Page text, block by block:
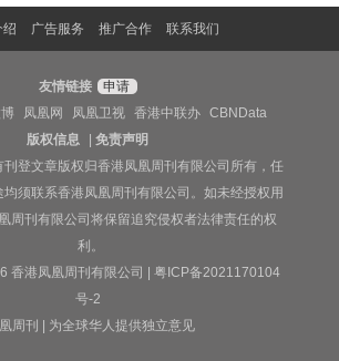
绍 广告服务 推广合作 联系我们
友情链接
申请
凤凰网 凤凰卫视 香港中联办
CBNData
版权信息
|免责声明
刊登文章版权归香港凤凰周刊有限公司所有，任
须联系香港凤凰周刊有限公司。如未经授权用
周刊有限公司将保留追究侵权者法律责任的权
利。
香港凤凰周刊有限公司 | 粤ICP备2021170104
号-2
周刊 | 为全球华人提供独立意见